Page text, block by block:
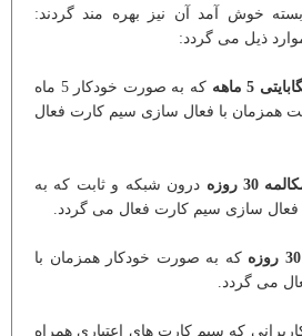
بسته خوش آمد آن نیز بهره مند گردند:
ذیل می گردد:
که به صورت خودکار 5 ماه
همزمان با فعال سازی سیم کارت فعال
درون شبکه و ثابت که به
سازی سیم کارت فعال می گردد.
که به صورت خودکار همزمان با
می گردد.
که سیم کارت های اعتباری همراه